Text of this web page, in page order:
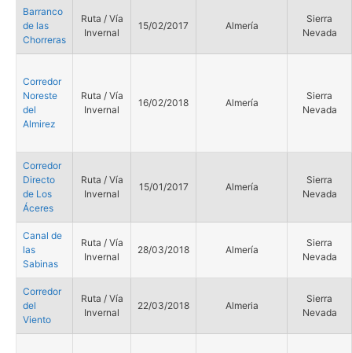
Barranco
de las
Chorreras
Ruta / Vía
Invernal
15/02/2017 Almería
Sierra
Nevada
Corredor
Noreste
del
Almirez
Ruta / Vía
Invernal
16/02/2018 Almería
Sierra
Nevada
Corredor
Directo
de Los
Áceres
Ruta / Vía
Invernal
15/01/2017 Almería
Sierra
Nevada
Canal de
las
Sabinas
Ruta / Vía
Invernal
28/03/2018 Almería
Sierra
Nevada
Corredor
del
Viento
Ruta / Vía
Invernal
22/03/2018 Almeria
Sierra
Nevada